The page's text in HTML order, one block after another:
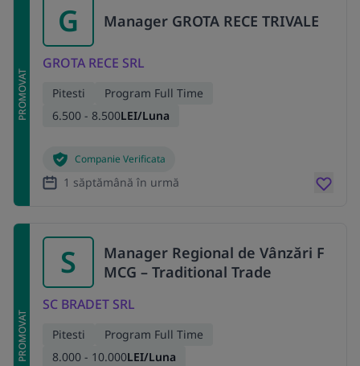
PROMOVAT
G Manager GROTA RECE TRIVALE
GROTA RECE SRL
Pitesti
Program Full Time
6.500 - 8.500LEI/Luna
Companie Verificata
1 săptămână în urmă
PROMOVAT
S
Manager Regional de Vânzări F
MCG – Traditional Trade
SC BRADET SRL
Pitesti
Program Full Time
8.000 - 10.000LEI/Luna